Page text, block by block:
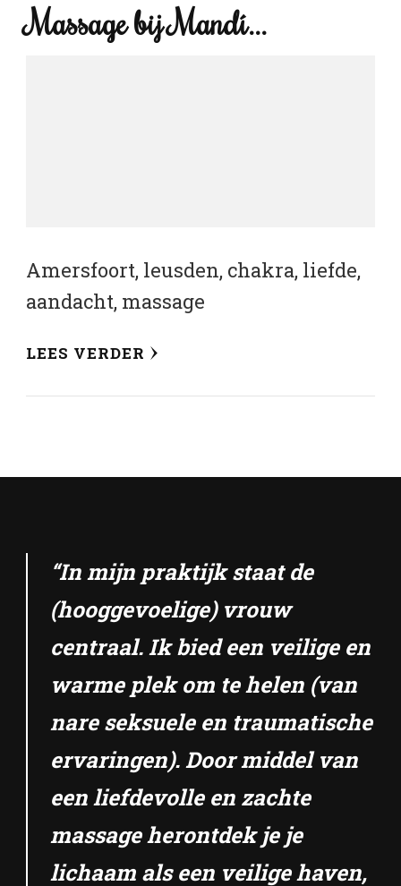
Massage bij Mandí…
Amersfoort, leusden, chakra, liefde,
aandacht, massage
LEES VERDER
“In mijn praktijk staat de
(hooggevoelige) vrouw
centraal. Ik bied een veilige en
warme plek om te helen (van
nare seksuele en traumatische
ervaringen). Door middel van
een liefdevolle en zachte
massage herontdek je je
lichaam als een veilige haven,